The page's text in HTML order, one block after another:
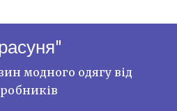
модного одягу від